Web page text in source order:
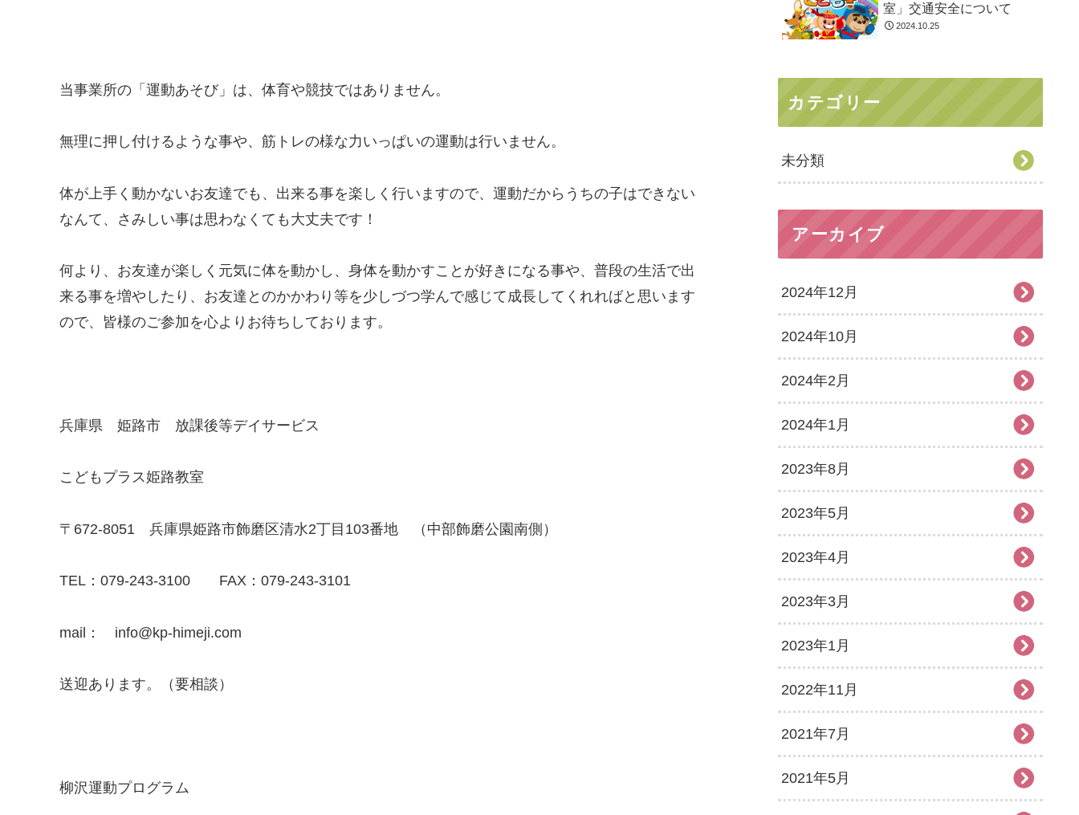
当事業所の「運動あそび」は、体育や競技ではありません。
無理に押し付けるような事や、筋トレの様な力いっぱいの運動は行いません。
体が上手く動かないお友達でも、出来る事を楽しく行いますので、運動だからうちの子はできない
なんて、 さみしい事は思わなくても大丈夫です！
何より、お友達が楽しく元気に体を動かし、身体を動かすことが好きになる事や、普段の生活で出
来る事を増やし たり、お友達とのかかわり等を少しづつ学んで感じて成長してくれればと思います
ので、皆様のご参加を心より お待ちしております。
兵庫県 姫路市 放課後等デイサービス
こどもプラス姫路教室
〒672-8051 兵庫県姫路市飾磨区清水2丁目103番地 （中部飾磨公園南側）
TEL：079-243-3100 FAX：079-243-3101
mail： info@kp-himeji.com
送迎あります。（要相談）
柳沢運動プログラム
室」交通安全について
2024.10.25
カテゴリー
未分類
アーカイブ
2024年12月
2024年10月
2024年2月
2024年1月
2023年8月
2023年5月
2023年4月
2023年3月
2023年1月
2022年11月
2021年7月
2021年5月